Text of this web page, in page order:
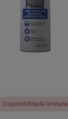
Disponibilidade limitada